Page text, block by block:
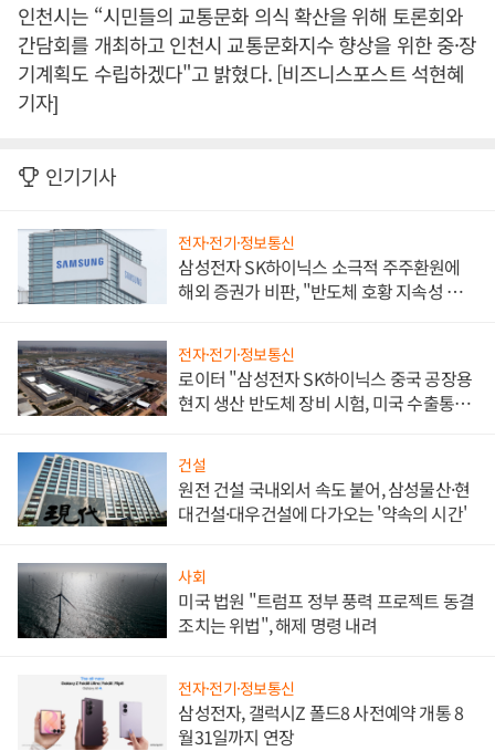
인천시는 “시민들의 교통문화 의식 확산을 위해 토론회와
간담회를 개최하고 인천시 교통문화지수 향상을 위한 중·장
기계획도 수립하겠다"고 밝혔다. [비즈니스포스트 석현혜
기자]
인기기사
전자·전기·정보통신
삼성전자 SK하이닉스 소극적 주주환원에
해외 증권가 비판, "반도체 호황 지속성 의
전자·전기·정보통신
로이터 "삼성전자 SK하이닉스 중국 공장용
현지 생산 반도체 장비 시험, 미국 수출통제
건설
원전 건설 국내외서 속도 붙어, 삼성물산·현
대건설·대우건설에 다가오는 '약속의 시간'
사회
미국 법원 "트럼프 정부 풍력 프로젝트 동결
조치는 위법", 해제 명령 내려
전자·전기·정보통신
삼성전자, 갤럭시Z 폴드8 사전예약 개통 8
월31일까지 연장